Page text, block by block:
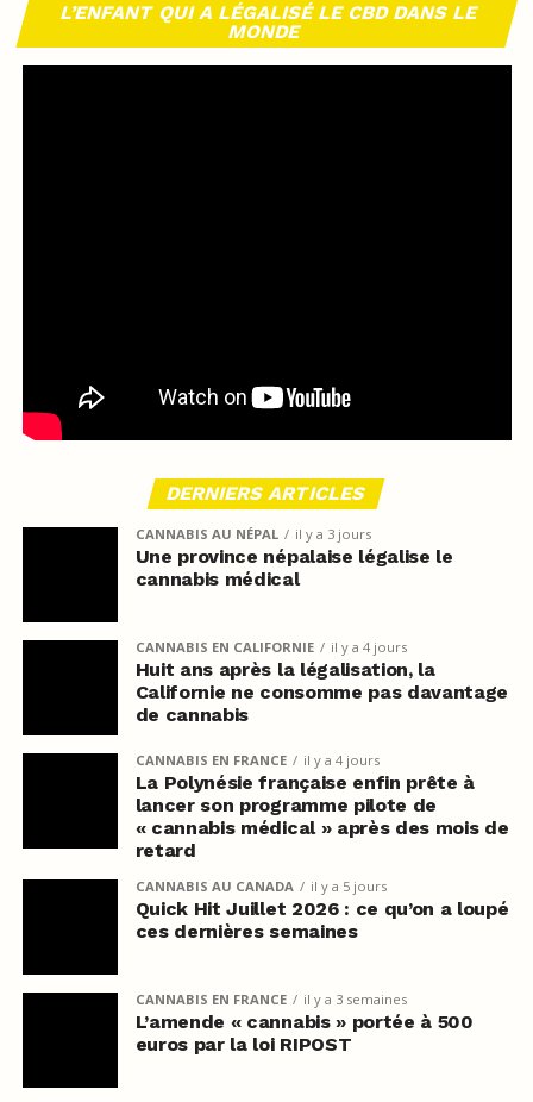
L’ENFANT QUI A LÉGALISÉ LE CBD DANS LE
MONDE
DERNIERS ARTICLES
CANNABIS AU NÉPAL il y a 3 jours
Une province népalaise légalise le
cannabis médical
CANNABIS EN CALIFORNIE il y a 4 jours
Huit ans après la légalisation, la
Californie ne consomme pas davantage
de cannabis
CANNABIS EN FRANCE il y a 4 jours
La Polynésie française enfin prête à
lancer son programme pilote de
« cannabis médical » après des mois de
retard
CANNABIS AU CANADA il y a 5 jours
Quick Hit Juillet 2026 : ce qu’on a loupé
ces dernières semaines
CANNABIS EN FRANCE il y a 3 semaines
L’amende « cannabis » portée à 500
euros par la loi RIPOST